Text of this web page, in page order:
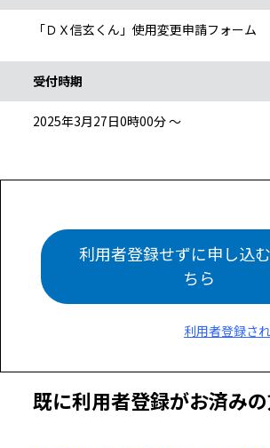
「ＤＸ信玄くん」使用変更申請フォーム
受付時期
2025年3月27日0時00分 ～
利用者登録せずに申し込
ちら
利用者登録さ
既に利用者登録がお済み